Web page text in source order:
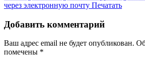
через электронную почту Печатать
Добавить комментарий
Ваш адрес email не будет опубликован.
помечены *